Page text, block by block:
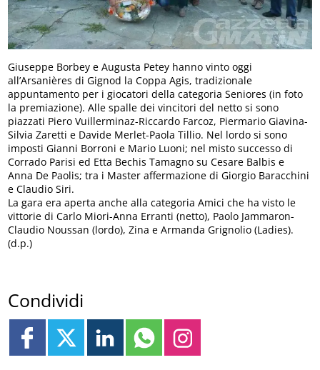
Giuseppe Borbey e Augusta Petey hanno vinto oggi
all’Arsanières di Gignod la Coppa Agis, tradizionale
appuntamento per i giocatori della categoria Seniores (in foto
la premiazione). Alle spalle dei vincitori del netto si sono
piazzati Piero Vuillerminaz-Riccardo Farcoz, Piermario Giavina-
Silvia Zaretti e Davide Merlet-Paola Tillio. Nel lordo si sono
imposti Gianni Borroni e Mario Luoni; nel misto successo di
Corrado Parisi ed Etta Bechis Tamagno su Cesare Balbis e
Anna De Paolis; tra i Master affermazione di Giorgio Baracchini
e Claudio Siri.
La gara era aperta anche alla categoria Amici che ha visto le
vittorie di Carlo Miori-Anna Erranti (netto), Paolo Jammaron-
Claudio Noussan (lordo), Zina e Armanda Grignolio (Ladies).
(d.p.)
Condividi